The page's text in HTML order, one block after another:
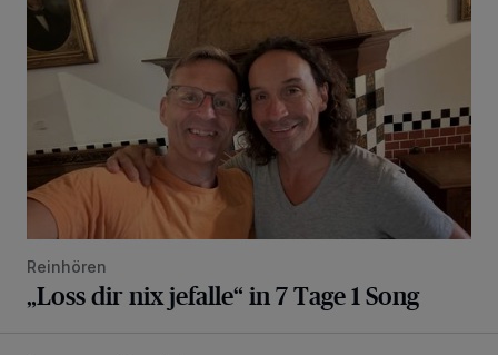
Reinhören
„Loss dir nix jefalle“ in 7 Tage 1 Song